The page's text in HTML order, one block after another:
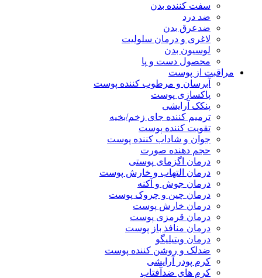
سفت کننده بدن
ضد درد
ضدعرق بدن
لاغری و درمان سلولیت
لوسیون بدن
محصول دست و پا
مراقبت از پوست
آبرسان و مرطوب کننده پوست
پاکسازی پوست
پنکک آرایشی
ترمیم کننده جای زخم/بخیه
تقویت کننده پوست
جوان و شاداب کننده پوست
حجم دهنده صورت
درمان اگزمای پوستی
درمان التهاب و خارش پوست
درمان جوش و آکنه
درمان چین و چروک پوست
درمان خارش پوست
درمان قرمزی پوست
درمان منافذ باز پوست
درمان ویتیلیگو
ضدلک و روشن کننده پوست
کرم پودر آرایشی
کرم های ضدآفتاب